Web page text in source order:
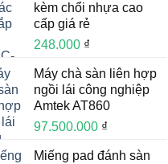
kèm chổi nhựa cao
cấp giá rẻ
248.000 ₫
Máy chà sàn liên hợp
ngồi lái công nghiệp
Amtek AT860
97.500.000 ₫
Miếng pad đánh sàn